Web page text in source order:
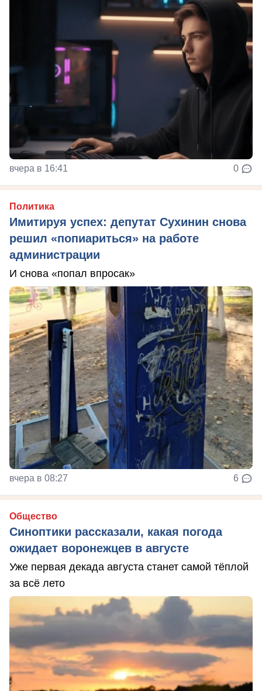
вчера в 16:41 0
Политика
Имитируя успех: депутат Сухинин снова
решил «попиариться» на работе
администрации
И снова «попал впросак»
вчера в 08:27 6
Общество
Синоптики рассказали, какая погода
ожидает воронежцев в августе
Уже первая декада августа станет самой тёплой
за всё лето